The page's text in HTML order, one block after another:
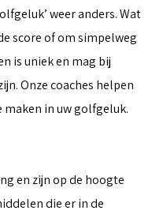
weer anders. Wat
score of om simpelweg
is uniek en mag bij
Onze coaches helpen
maken in uw golfgeluk.
en zijn op de hoogte
die er in de